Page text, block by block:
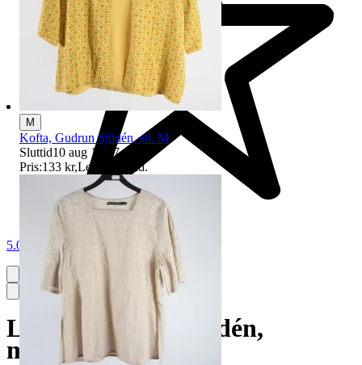
5.0
Linne, Gudrun Sjödén,
mönstrad, stl. S/M
M
Kofta, Gudrun Sjödén, stl. M
Sluttid10 aug 19:27.
Pris:133 kr,Ledande bud.